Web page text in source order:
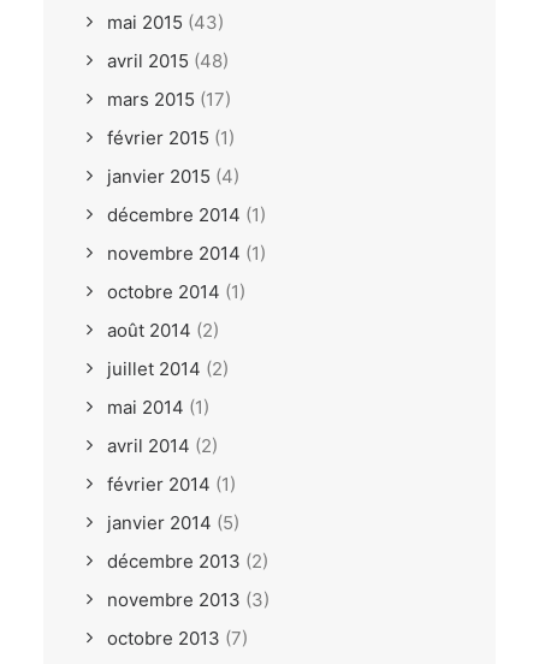
mai 2015 (43)
avril 2015 (48)
mars 2015 (17)
février 2015 (1)
janvier 2015 (4)
décembre 2014 (1)
novembre 2014 (1)
octobre 2014 (1)
août 2014 (2)
juillet 2014 (2)
mai 2014 (1)
avril 2014 (2)
février 2014 (1)
janvier 2014 (5)
décembre 2013 (2)
novembre 2013 (3)
octobre 2013 (7)